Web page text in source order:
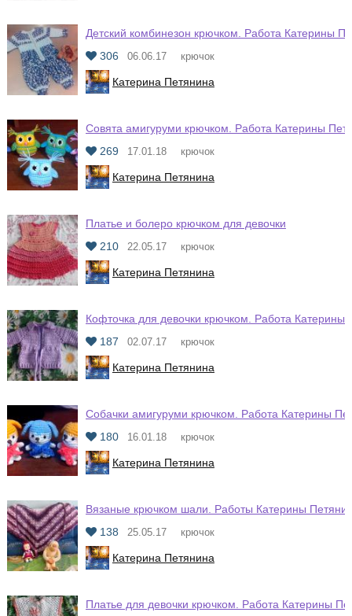
Детский комбинезон крючком. Работа Катерины
306
06.06.17 крючок
Катерина Петянина
Совята амигуруми крючком. Работа Катерины
269
17.01.18 крючок
Катерина Петянина
Платье и болеро крючком для девочки
210
22.05.17 крючок
Катерина Петянина
Кофточка для девочки крючком. Работа Катерины
187
02.07.17 крючок
Катерина Петянина
Собачки амигуруми крючком. Работа Катерины
180
16.01.18 крючок
Катерина Петянина
Вязаные крючком шали. Работы Катерины
138
25.05.17 крючок
Катерина Петянина
Платье для девочки крючком. Работа Катерины